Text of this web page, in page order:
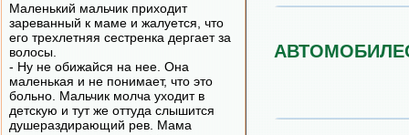
Маленький мальчик приходит
зареванный к маме и жалуется, что
его трехлетняя сестренка дергает за
волосы.
- Ну не обижайся на нее. Она
маленькая и не понимает, что это
больно. Мальчик молча уходит в
детскую и тут же оттуда слышится
душераздирающий рев. Мама